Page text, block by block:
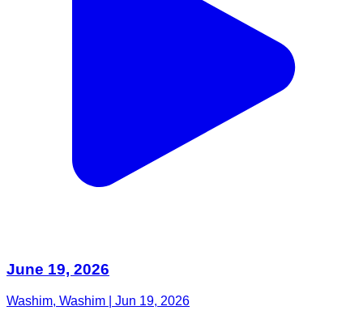
June 19, 2026